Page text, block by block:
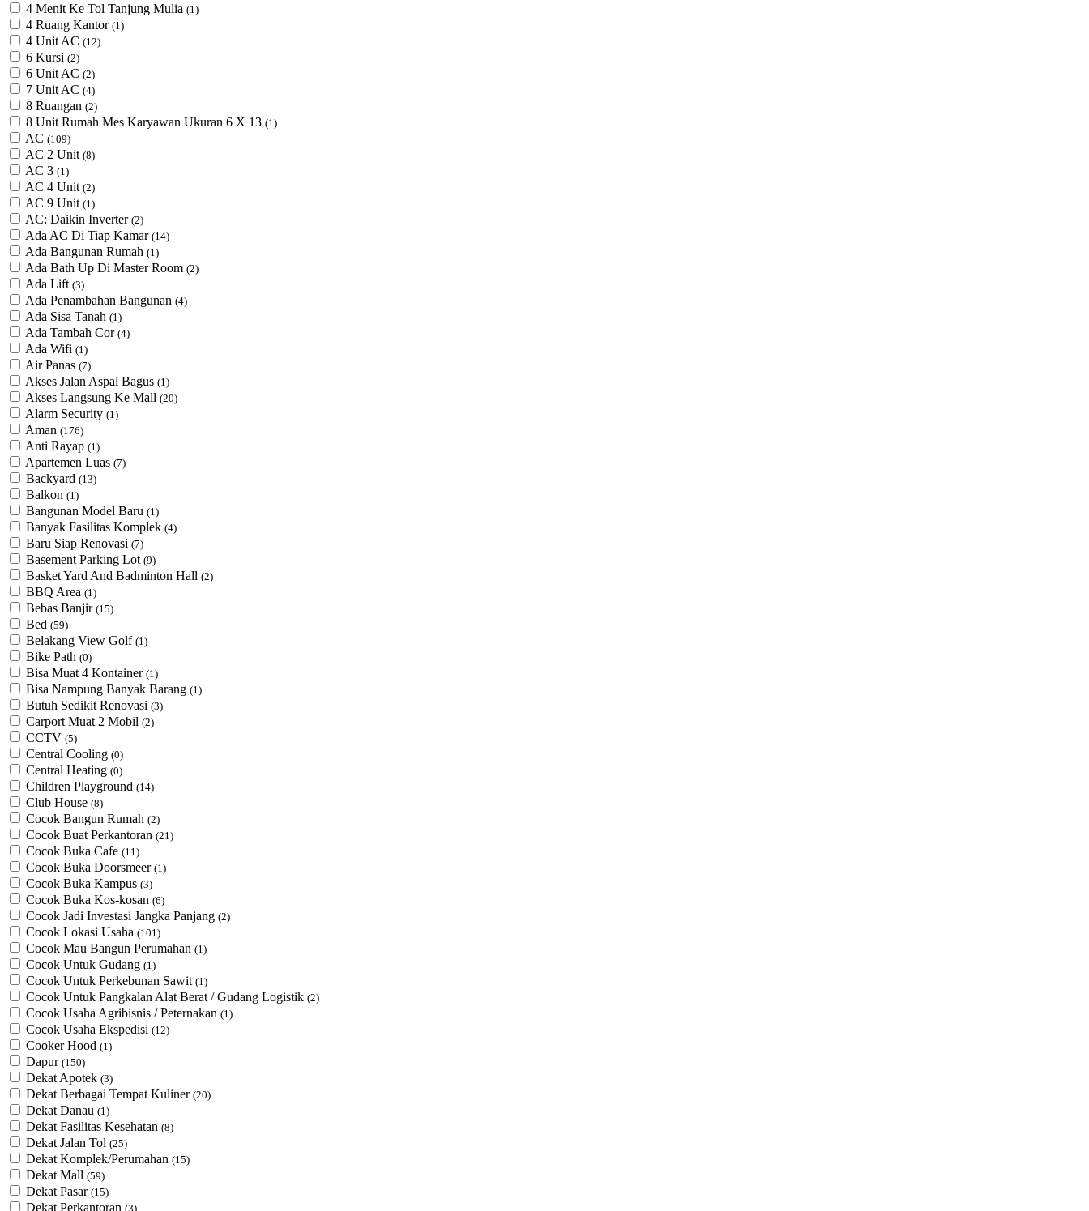
4 Menit Ke Tol Tanjung Mulia (1)
4 Ruang Kantor (1)
4 Unit AC (12)
6 Kursi (2)
6 Unit AC (2)
7 Unit AC (4)
8 Ruangan (2)
8 Unit Rumah Mes Karyawan Ukuran 6 X 13 (1)
AC (109)
AC 2 Unit (8)
AC 3 (1)
AC 4 Unit (2)
AC 9 Unit (1)
AC: Daikin Inverter (2)
Ada AC Di Tiap Kamar (14)
Ada Bangunan Rumah (1)
Ada Bath Up Di Master Room (2)
Ada Lift (3)
Ada Penambahan Bangunan (4)
Ada Sisa Tanah (1)
Ada Tambah Cor (4)
Ada Wifi (1)
Air Panas (7)
Akses Jalan Aspal Bagus (1)
Akses Langsung Ke Mall (20)
Alarm Security (1)
Aman (176)
Anti Rayap (1)
Apartemen Luas (7)
Backyard (13)
Balkon (1)
Bangunan Model Baru (1)
Banyak Fasilitas Komplek (4)
Baru Siap Renovasi (7)
Basement Parking Lot (9)
Basket Yard And Badminton Hall (2)
BBQ Area (1)
Bebas Banjir (15)
Bed (59)
Belakang View Golf (1)
Bike Path (0)
Bisa Muat 4 Kontainer (1)
Bisa Nampung Banyak Barang (1)
Butuh Sedikit Renovasi (3)
Carport Muat 2 Mobil (2)
CCTV (5)
Central Cooling (0)
Central Heating (0)
Children Playground (14)
Club House (8)
Cocok Bangun Rumah (2)
Cocok Buat Perkantoran (21)
Cocok Buka Cafe (11)
Cocok Buka Doorsmeer (1)
Cocok Buka Kampus (3)
Cocok Buka Kos-kosan (6)
Cocok Jadi Investasi Jangka Panjang (2)
Cocok Lokasi Usaha (101)
Cocok Mau Bangun Perumahan (1)
Cocok Untuk Gudang (1)
Cocok Untuk Perkebunan Sawit (1)
Cocok Untuk ​Pangkalan Alat Berat / Gudang Logistik (2)
Cocok Usaha Agribisnis / Peternakan (1)
Cocok Usaha Ekspedisi (12)
Cooker Hood (1)
Dapur (150)
Dekat Apotek (3)
Dekat Berbagai Tempat Kuliner (20)
Dekat Danau (1)
Dekat Fasilitas Kesehatan (8)
Dekat Jalan Tol (25)
Dekat Komplek/Perumahan (15)
Dekat Mall (59)
Dekat Pasar (15)
Dekat Perkantoran (3)